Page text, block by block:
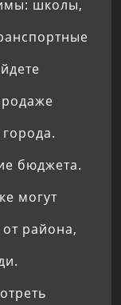
школы,
бюджета.
могут
района,